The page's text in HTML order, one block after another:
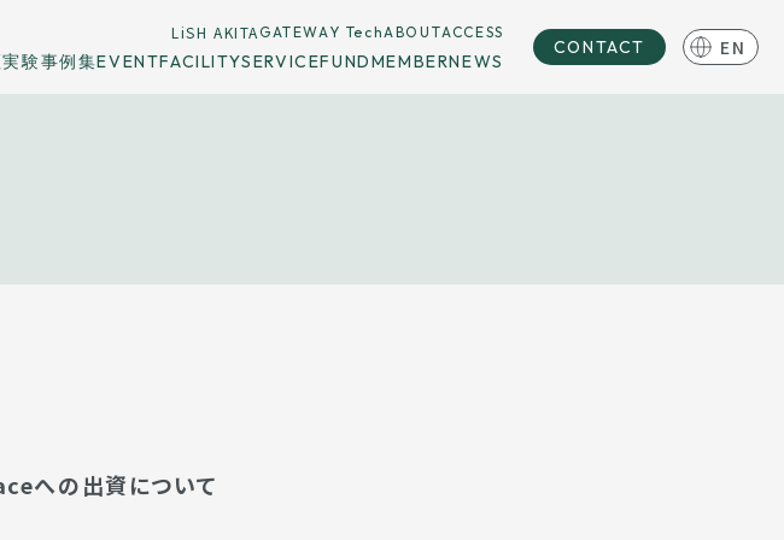
LiSH AKITAGATEWAY TechABOUTACCESS
験事例集EVENTFACILITYSERVICEFUNDMEMBERNEWS
CONTACT EN
への出資について